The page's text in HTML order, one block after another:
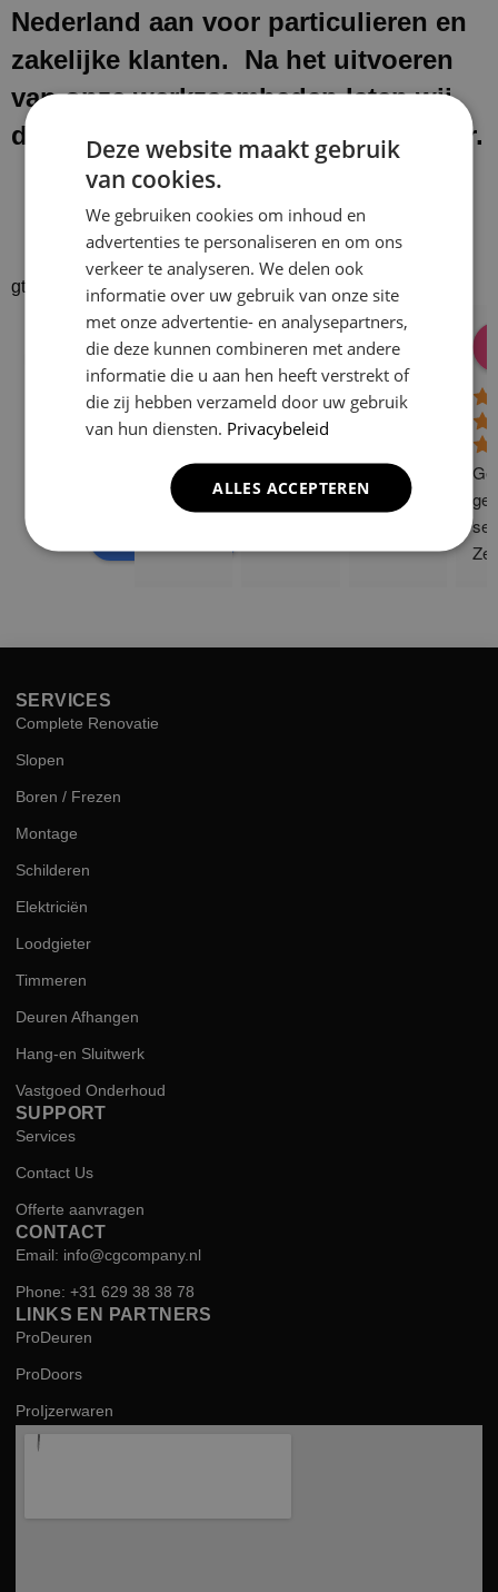
Nederland aan voor particulieren en
zakelijke klanten. Na het uitvoeren
van onze werkzaamheden laten wij
de werkplek schoon en netjes achter.
gtrspvjgtroijvghtrs
Klusbedrijf CG
Company
4.9
powered by gle
Donald Vossen
08:28 17 Dec 24
Lisa Vlok
06:41 08 Oct 24 10:58 31
ge
SERVICES
Complete Renovatie
Slopen
Boren / Frezen
Montage
Schilderen
Elektriciën
Loodgieter
Timmeren
Deuren Afhangen
Hang-en Sluitwerk
Vastgoed Onderhoud
SUPPORT
Services
Contact Us
Offerte aanvragen
CONTACT
Email: info@cgcompany.nl
Phone: +31 629 38 38 78
LINKS EN PARTNERS
ProDeuren
ProDoors
ProIjzerwaren
Deze website maakt gebruik
van cookies.
We gebruiken cookies om inhoud en
advertenties te personaliseren en om ons
verkeer te analyseren. We delen ook
informatie over uw gebruik van onze site
met onze advertentie- en analysepartners,
die deze kunnen combineren met andere
informatie die u aan hen heeft verstrekt of
die zij hebben verzameld door uw gebruik
van hun diensten. Privacybeleid
ALLES ACCEPTEREN